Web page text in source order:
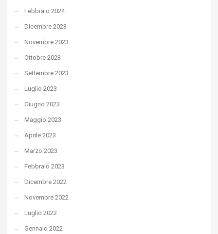
Febbraio 2024
Dicembre 2023
Novembre 2023
Ottobre 2023
Settembre 2023
Luglio 2023
Giugno 2023
Maggio 2023
Aprile 2023
Marzo 2023
Febbraio 2023
Dicembre 2022
Novembre 2022
Luglio 2022
Gennaio 2022